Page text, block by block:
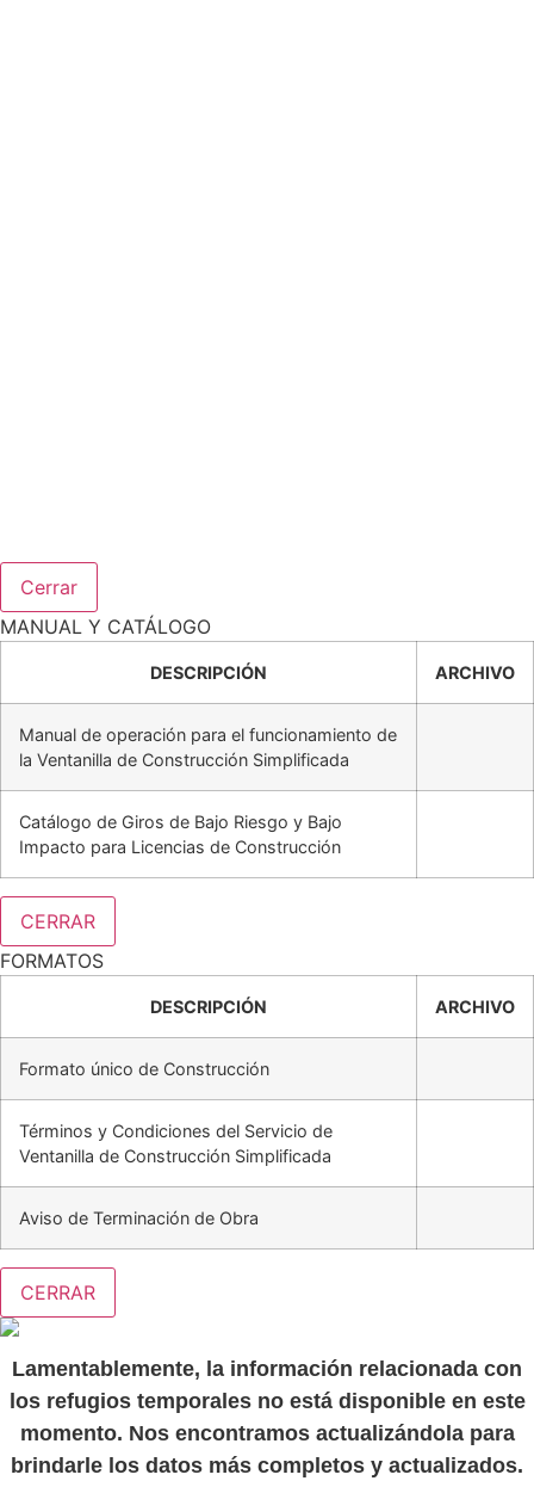
Cerrar
MANUAL Y CATÁLOGO
DESCRIPCIÓN ARCHIVO
Manual de operación para el funcionamiento de
la Ventanilla de Construcción Simplificada
Catálogo de Giros de Bajo Riesgo y Bajo
Impacto para Licencias de Construcción
CERRAR
FORMATOS
DESCRIPCIÓN ARCHIVO
Formato único de Construcción
Términos y Condiciones del Servicio de
Ventanilla de Construcción Simplificada
Aviso de Terminación de Obra
CERRAR
Lamentablemente, la información relacionada con
los refugios temporales no está disponible en este
momento. Nos encontramos actualizándola para
brindarle los datos más completos y actualizados.